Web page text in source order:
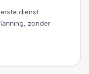
dienst:
zonder